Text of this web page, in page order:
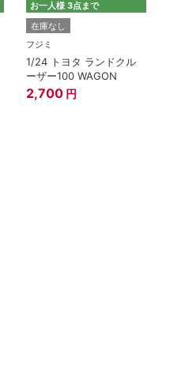
お一人様 3点まで
在庫なし
フジミ
1/24 トヨタ ランドクル
ーザー100 WAGON
2,700 円